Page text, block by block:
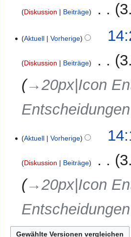
Diskussion Beiträge
e
n
B
e
r
e
u
n
g
z
s
Aktuell Vorherige
Diskussion Beiträge
→‎20px|Icon
Aktuell Vorherige
Diskussion Beiträge
→‎20px|Icon